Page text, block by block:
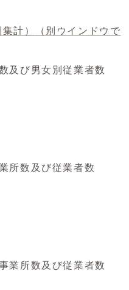
計）
（別ウインドウで
び男女別従業者数
数及び従業者数
所数及び従業者数